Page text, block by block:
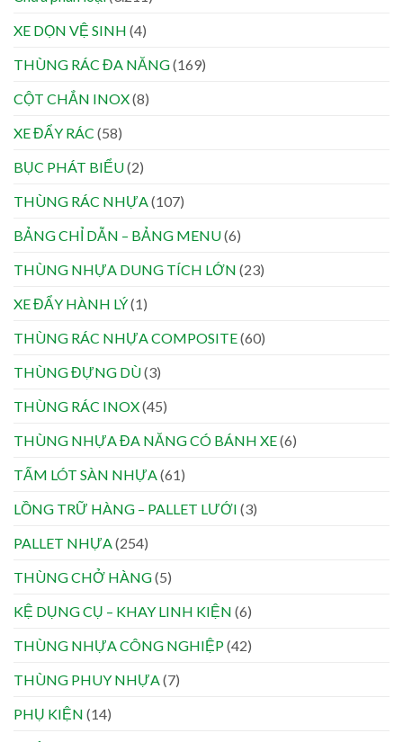
XE DỌN VỆ SINH (4)
THÙNG RÁC ĐA NĂNG(169)
CỘT CHẮN INOX(8)
XE ĐẨY RÁC (58)
BỤC PHÁT BIỂU(2)
THÙNG RÁC NHỰA (107)
BẢNG CHỈ DẪN – BẢNG MENU(6)
THÙNG NHỰA DUNG TÍCH LỚN (23)
XE ĐẨY HÀNH LÝ(1)
THÙNG RÁC NHỰA COMPOSITE(60)
THÙNG ĐỰNG DÙ(3)
THÙNG RÁC INOX(45)
THÙNG NHỰA ĐA NĂNG CÓ BÁNH XE(6)
TẤM LÓT SÀN NHỰA (61)
LỒNG TRỮ HÀNG – PALLET LƯỚI (3)
PALLET NHỰA (254)
THÙNG CHỞ HÀNG(5)
KỆ DỤNG CỤ – KHAY LINH KIỆN (6)
THÙNG NHỰA CÔNG NGHIỆP(42)
THÙNG PHUY NHỰA (7)
PHỤ KIỆN (14)